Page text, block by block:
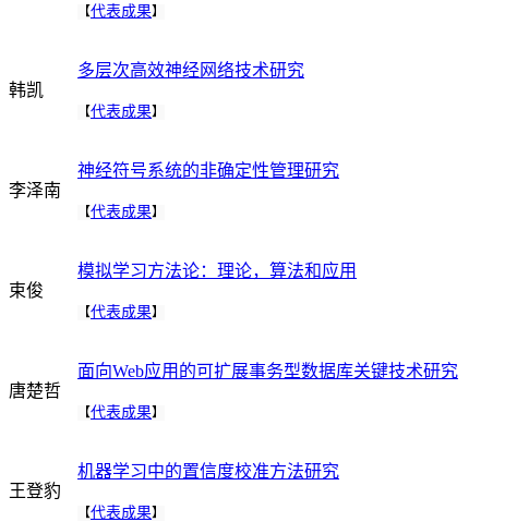
【代表成果】
韩凯
多层次高效神经网络技术研究
【代表成果】
李泽南
神经符号系统的非确定性管理研究
【代表成果】
束俊
模拟学习方法论：理论，算法和应用
【代表成果】
唐楚哲
面向Web应用的可扩展事务型数据库关键技术研究
【代表成果】
王登豹
机器学习中的置信度校准方法研究
【代表成果】